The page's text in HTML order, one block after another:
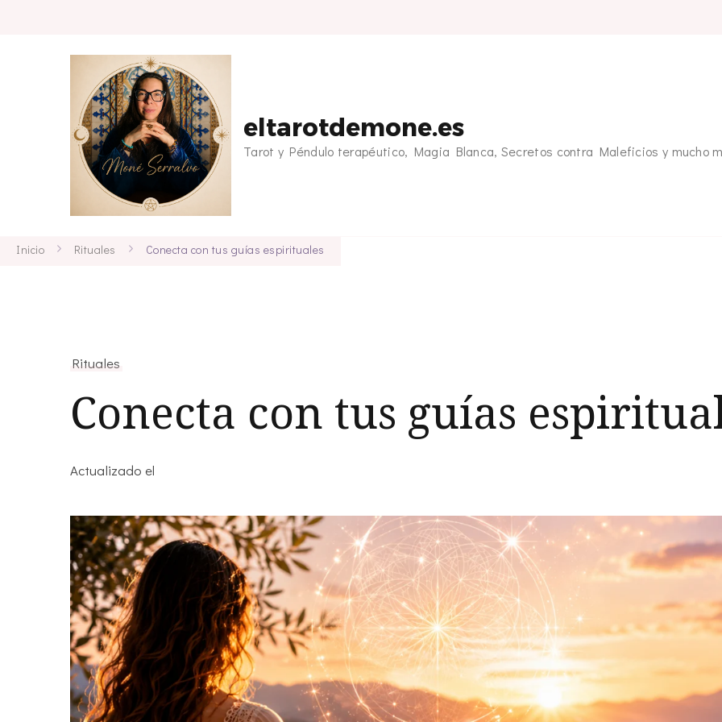
eltarotdemone.es
Tarot y Péndulo terapéutico, Magia Blanca, Secretos contra Maleficios y mucho
Inicio Rituales Conecta con tus guías espirituales
Rituales
Conecta con tus guías
Actualizado el